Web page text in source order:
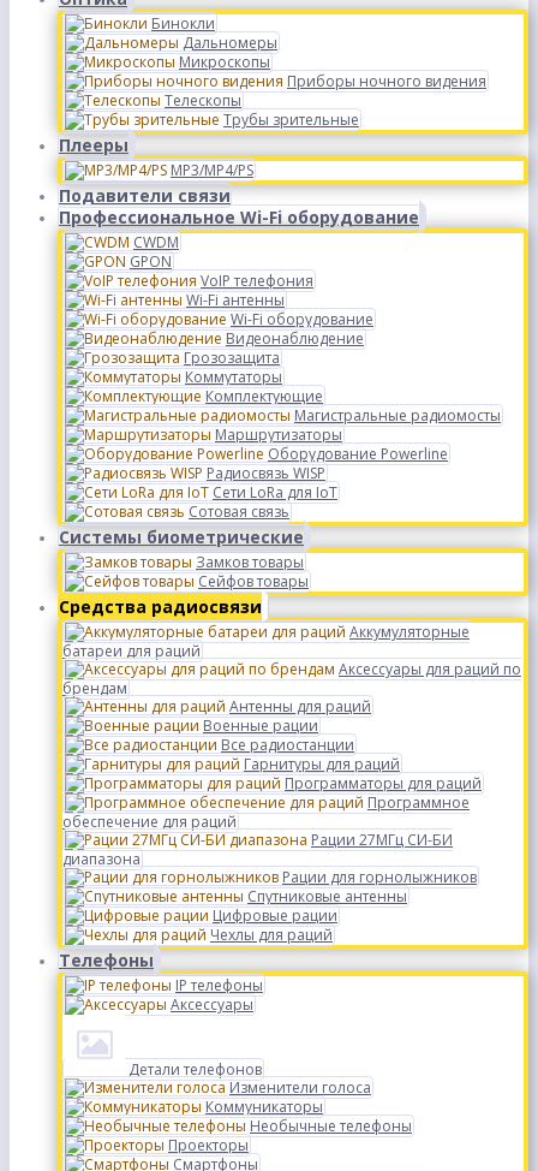
Бинокли
Дальномеры
Микроскопы
Приборы ночного видения
Телескопы
Трубы зрительные
Плееры
MP3/MP4/PS
Подавители связи
Профессиональное Wi-Fi оборудование
CWDM
GPON
VoIP телефония
Wi-Fi антенны
Wi-Fi оборудование
Видеонаблюдение
Грозозащита
Коммутаторы
Комплектующие
Магистральные радиомосты
Маршрутизаторы
Оборудование Powerline
Радиосвязь WISP
Сети LoRa для IoT
Сотовая связь
Системы биометрические
Замков товары
Сейфов товары
Средства радиосвязи
Аккумуляторные
батареи для раций
Аксессуары для раций по
брендам
Антенны для раций
Военные рации
Все радиостанции
Гарнитуры для раций
Программаторы для раций
Программное
обеспечение для раций
Рации 27МГц СИ-БИ
диапазона
Рации для горнолыжников
Спутниковые антенны
Цифровые рации
Чехлы для раций
Телефоны
IP телефоны
Аксессуары
Детали телефонов
Изменители голоса
Коммуникаторы
Необычные телефоны
Проекторы
Смартфоны